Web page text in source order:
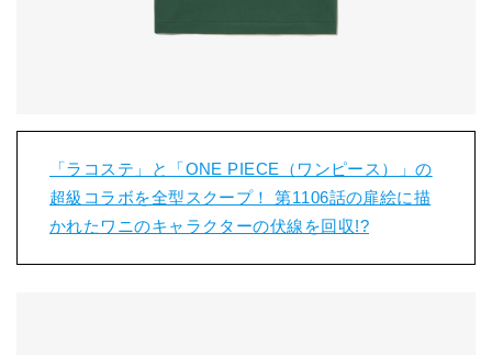
「ラコステ」と「ONE PIECE（ワンピース）」の
超級コラボを全型スクープ！ 第1106話の扉絵に描
かれたワニのキャラクターの伏線を回収!?